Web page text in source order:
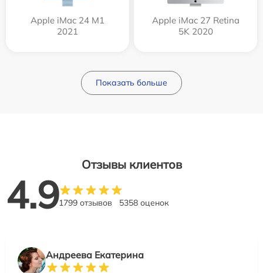
Apple iMac 24 M1
2021
Apple iMac 27 Retina
5K 2020
Показать больше
Отзывы клиентов
4.91799 отзывов 5358 оценок
Андреева Екатерина